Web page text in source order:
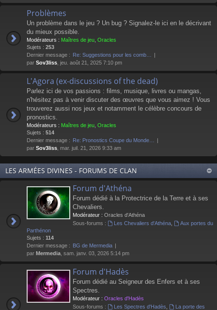
Problèmes
Un problème dans le jeu ? Un bug ? Signalez-le ici en le décrivant
du mieux possible.
Modérateurs : Maîtres de jeu Oracles
Sujets : 253
Dernier message : Re: Suggestions pour les comb…
par Sov3liss , jeu. août 21, 2025 7:10 pm
L'Agora (ex-discussions of the dead)
Parlez ici de vos passions : films, musique, livres ou mangas,
n'hésitez pas à venir discuter des œuvres que vous aimez ! Vous
trouverez aussi nos jeux et notamment le célèbre concours de
pronostics.
Modérateurs : Maîtres de jeu Oracles
Sujets : 514
Dernier message : Re: Pronostics Coupe du Monde…
par Sov3liss , mar. juil. 21, 2026 9:33 am
LES ARMÉES DIVINES - FORUMS DE CLAN
Forum d'Athéna
Forum dédié à la Protectrice de la Terre et à ses
Chevaliers.
Modérateur : Oracles d'Athéna
Sous-forums :
Les Chevaliers d'Athéna,
Aux portes du
Parthénon
Sujets : 114
Dernier message : BG de Mermedia
par Mermedia , sam. janv. 03, 2026 5:14 pm
Forum d'Hadès
Forum dédié au Seigneur des Enfers et à ses
Spectres.
Modérateur : Oracles d'Hadès
Sous-forums :
Les Spectres d'Hadès
La porte des